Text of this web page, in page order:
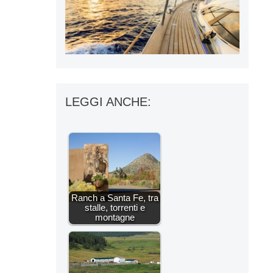
LEGGI ANCHE:
Ranch a Santa Fe, tra
stalle, torrenti e
montagne